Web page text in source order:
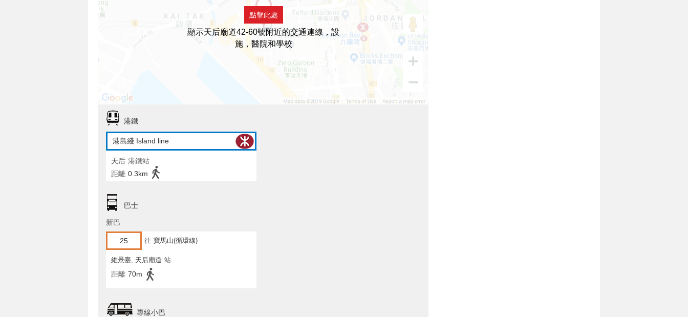
點擊此處
顯示天后廟道42-60號附近的交通連線，設
施，醫院和學校
港鐵
港島綫 Island line
天后 港鐵站
距離 0.3km
巴士
新巴
25 往 寶馬山(循環線)
維景臺, 天后廟道 站
距離 70m
專線小巴